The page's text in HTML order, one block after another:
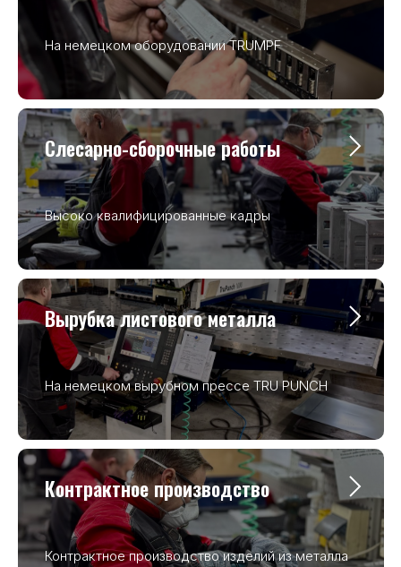
На немецком оборудовании TRUMPF
Слесарно-сборочные работы
Высоко квалифицированные кадры
Вырубка листового металла
На немецком вырубном прессе TRU PUNCH
Контрактное производство
Контрактное производство изделий из металла